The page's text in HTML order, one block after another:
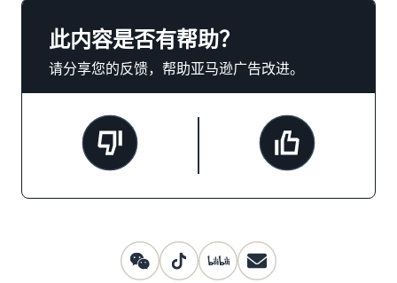
此内容是否有帮助？
请分享您的反馈，帮助亚马逊广告改进。